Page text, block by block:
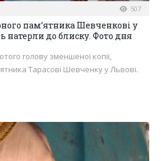
507
пам’ятника Шевченкові у
натерли до блиску. Фото дня
голову зменшеної копії,
Тарасові Шевченку у Львові.